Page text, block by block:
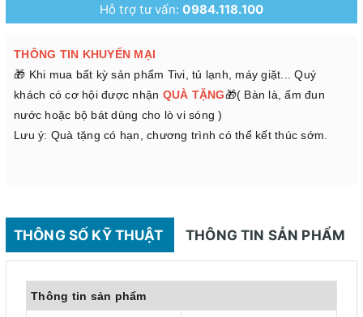
Hỗ trợ tư vấn:0984.118.100
THÔNG TIN KHUYẾN MẠI
🎁 Khi mua bất kỳ sản phẩm Tivi, tủ lạnh, máy giặt... Quý
khách có cơ hội được nhận QUÀ TẶNG🎁( Bàn là, ấm đun
nước hoặc bộ bát dùng cho lò vi sóng )
Lưu ý: Quà tặng có hạn, chương trình có thể kết thúc sớm.
THÔNG SỐ KỸ THUẬT THÔNG TIN SẢN PHẨM
Thông tin sản phẩm